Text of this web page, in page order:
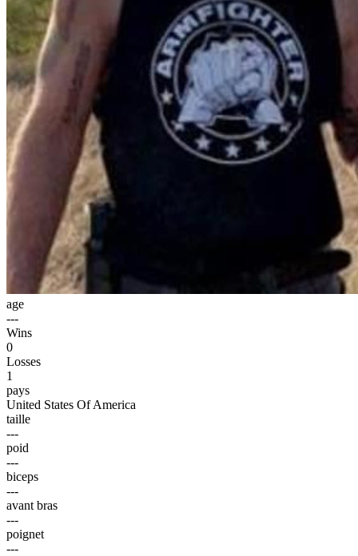
age
---
Wins
0
Losses
1
pays
United States Of America
taille
---
poid
---
biceps
---
avant bras
---
poignet
---